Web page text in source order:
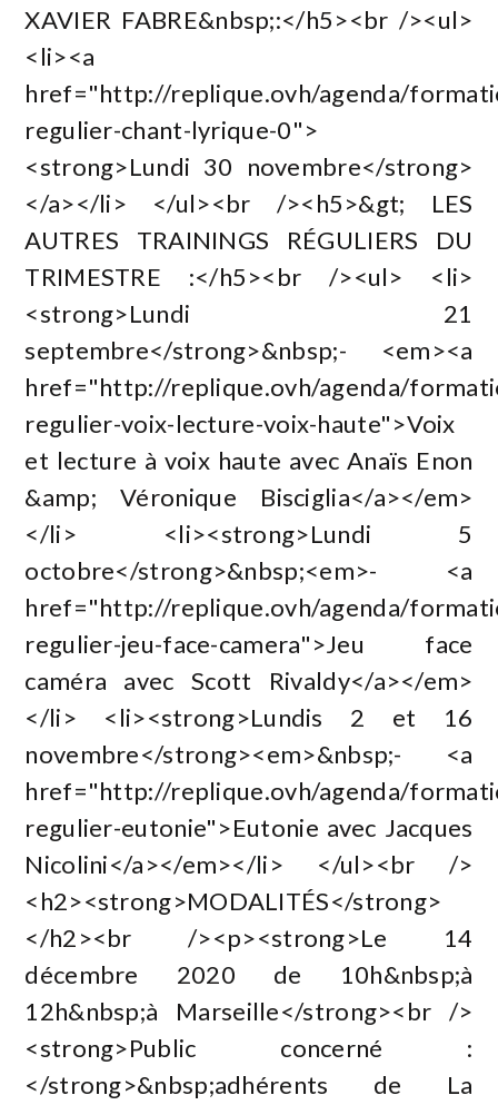
XAVIER FABRE&nbsp;:</h5><br /><ul>
<li><a
href="http://replique.ovh/agenda/
regulier-chant-lyrique-0">
<strong>Lundi 30 novembre</strong>
</a></li> </ul><br /><h5>&gt; LES
AUTRES TRAININGS RÉGULIERS DU
TRIMESTRE :</h5><br /><ul> <li>
<strong>Lundi 21
septembre</strong>&nbsp;- <em><a
href="http://replique.ovh/agenda/
regulier-voix-lecture-voix-haute">Voix
et lecture à voix haute avec Anaïs Enon
&amp; Véronique Bisciglia</a></em>
</li> <li><strong>Lundi 5
octobre</strong>&nbsp;<em>- <a
href="http://replique.ovh/agenda/
regulier-jeu-face-camera">Jeu face
caméra avec Scott Rivaldy</a></em>
</li> <li><strong>Lundis 2 et 16
novembre</strong><em>&nbsp;- <a
href="http://replique.ovh/agenda/
regulier-eutonie">Eutonie avec Jacques
Nicolini</a></em></li> </ul><br />
<h2><strong>MODALITÉS</strong>
</h2><br /><p><strong>Le 14
décembre 2020 de 10h&nbsp;à
12h&nbsp;à Marseille</strong><br />
<strong>Public concerné :
</strong>&nbsp;adhérents de La